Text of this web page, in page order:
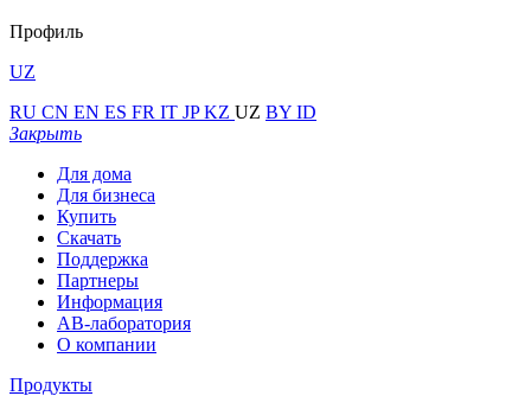
Профиль
UZ
RU CN EN ES FR IT JPKZ UZ BY ID
Закрыть
Для дома
Для бизнеса
Купить
Скачать
Поддержка
Партнеры
Информация
АВ-лаборатория
О компании
Продукты